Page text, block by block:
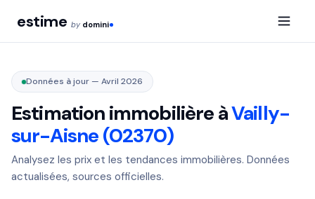
estime by domini
Données à jour — Avril 2026
Estimation immobilière àVailly-
sur-Aisne (02370)
Analysez les prix et les tendances immobilières. Données
actualisées, sources officielles.